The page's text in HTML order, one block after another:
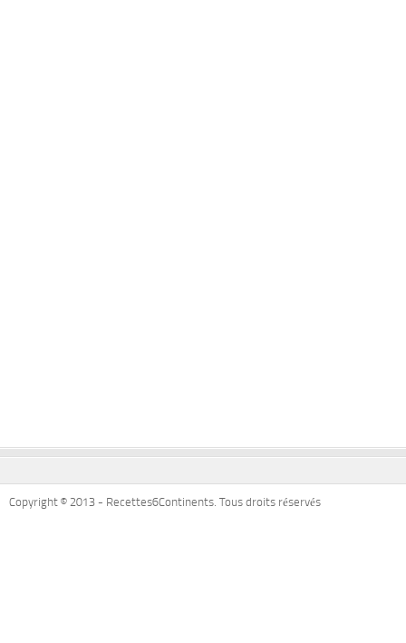
Copyright © 2013 - Recettes6Continents. Tous droits réservés